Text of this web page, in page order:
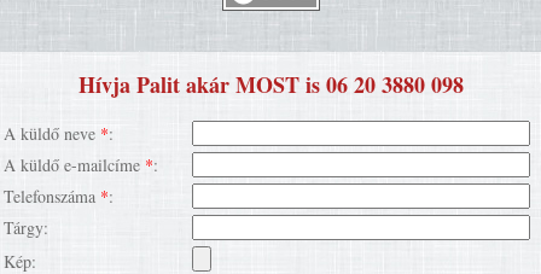
Hívja Palit akár MOST is 06 20 3880 098
A küldő neve *:
A küldő e-mailcíme *:
Telefonszáma *:
Tárgy:
Kép: